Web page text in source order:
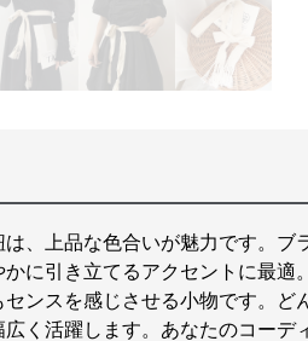
、上品な色合いが魅力です。ブ
に引き立てるアクセントに最適
ンスを感じさせる小物です。ど
く活躍します。あなたのコーデ